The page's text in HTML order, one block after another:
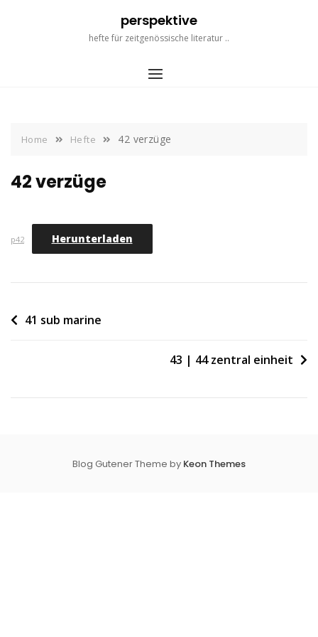
perspektive
hefte für zeitgenössische literatur ..
Home Hefte 42 verzüge
42 verzüge
p42 Herunterladen
Beitragsnavigation
41 sub marine
43 | 44 zentral einheit
Blog Gutener Theme by Keon Themes